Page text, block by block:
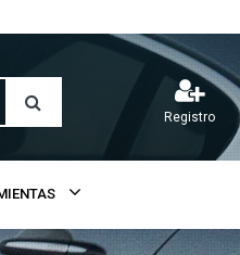
Registro